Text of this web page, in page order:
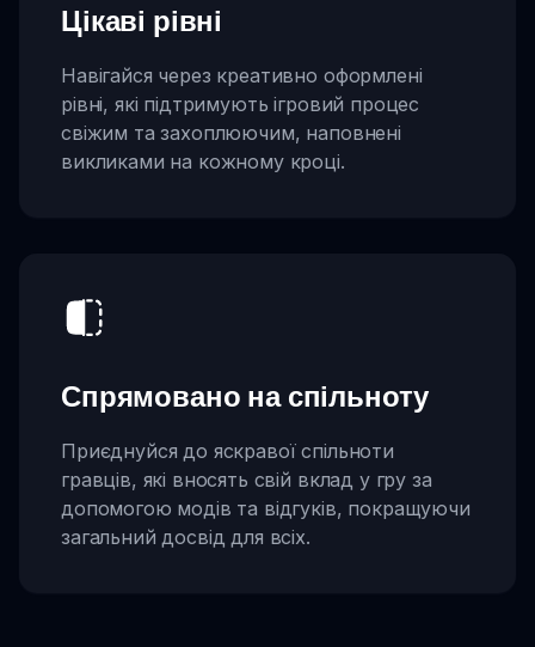
Цікаві рівні
Навігайся через креативно оформлені
рівні, які підтримують ігровий процес
свіжим та захоплюючим, наповнені
викликами на кожному кроці.
Спрямовано на спільноту
Приєднуйся до яскравої спільноти
гравців, які вносять свій вклад у гру за
допомогою модів та відгуків, покращуючи
загальний досвід для всіх.